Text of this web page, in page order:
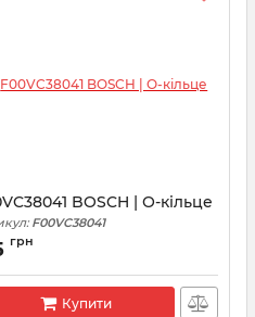
BOSCH | О-кільце
F00VC38041
грн
Купити